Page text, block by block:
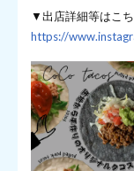
▼出店詳細等はこち
https://